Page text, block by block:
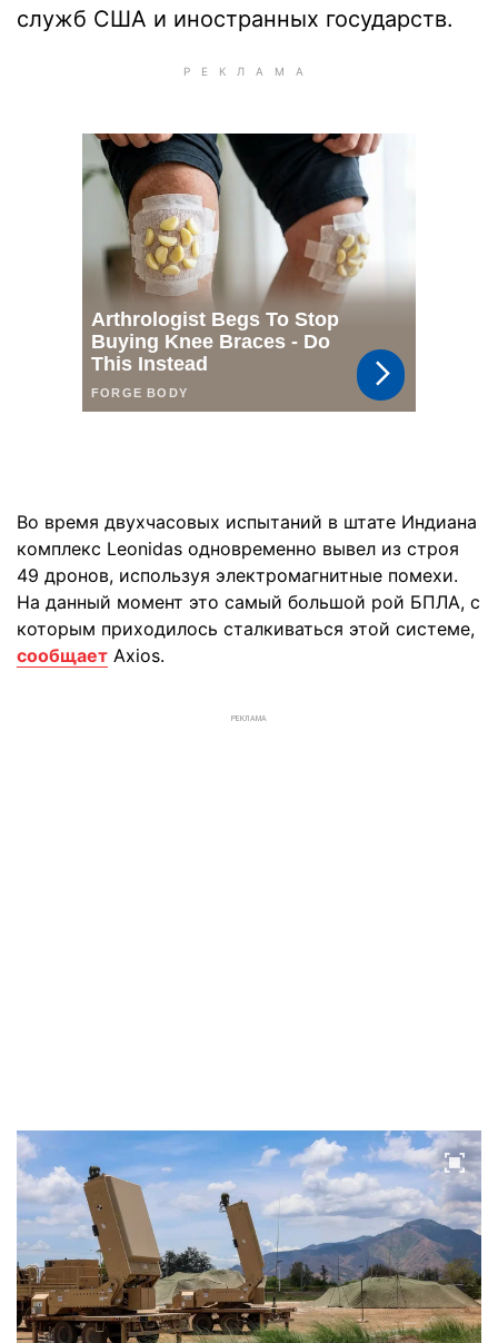
служб США и иностранных государств.
Во время двухчасовых испытаний в штате Индиана
комплекс Leonidas одновременно вывел из строя
49 дронов, используя электромагнитные помехи.
На данный момент это самый большой рой БПЛА, с
которым приходилось сталкиваться этой системе,
сообщает Axios.
РЕКЛАМА